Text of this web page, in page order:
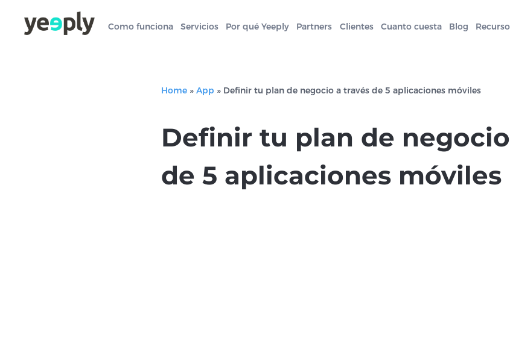
Como funciona Servicios Por qué Yeeply Partners Clientes Cuanto cuesta Blog
Home » App » Definir tu plan de negocio a través de 5 aplicaciones móviles
Definir tu plan de
de 5 aplicaciones móviles